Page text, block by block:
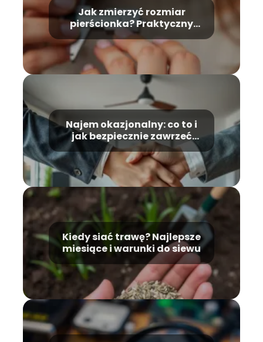
Jak zmierzyć rozmiar
pierścionka? Praktyczny
przewodnik krok po kroku
Najem okazjonalny: co to i
jak bezpiecznie zawrzeć
umowę?
Kiedy siać trawę? Najlepsze
miesiące i warunki do siewu